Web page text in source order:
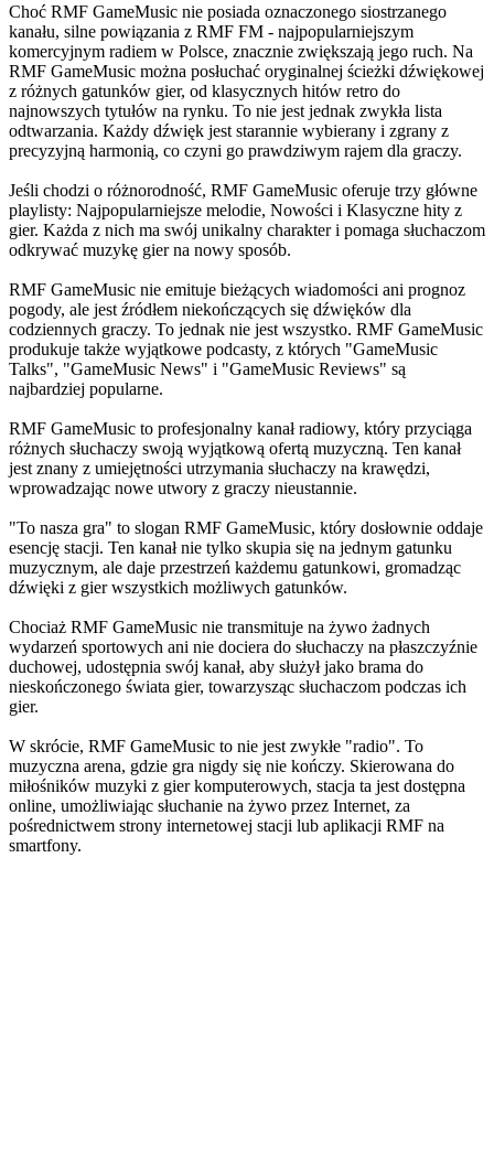
Choć RMF GameMusic nie posiada oznaczonego siostrzanego
kanału, silne powiązania z RMF FM - najpopularniejszym
komercyjnym radiem w Polsce, znacznie zwiększają jego ruch. Na
RMF GameMusic można posłuchać oryginalnej ścieżki dźwiękowej
z różnych gatunków gier, od klasycznych hitów retro do
najnowszych tytułów na rynku. To nie jest jednak zwykła lista
odtwarzania. Każdy dźwięk jest starannie wybierany i zgrany z
precyzyjną harmonią, co czyni go prawdziwym rajem dla graczy.
Jeśli chodzi o różnorodność, RMF GameMusic oferuje trzy główne
playlisty: Najpopularniejsze melodie, Nowości i Klasyczne hity z
gier. Każda z nich ma swój unikalny charakter i pomaga słuchaczom
odkrywać muzykę gier na nowy sposób.
RMF GameMusic nie emituje bieżących wiadomości ani prognoz
pogody, ale jest źródłem niekończących się dźwięków dla
codziennych graczy. To jednak nie jest wszystko. RMF GameMusic
produkuje także wyjątkowe podcasty, z których "GameMusic
Talks", "GameMusic News" i "GameMusic Reviews" są
najbardziej popularne.
RMF GameMusic to profesjonalny kanał radiowy, który przyciąga
różnych słuchaczy swoją wyjątkową ofertą muzyczną. Ten kanał
jest znany z umiejętności utrzymania słuchaczy na krawędzi,
wprowadzając nowe utwory z graczy nieustannie.
"To nasza gra" to slogan RMF GameMusic, który dosłownie oddaje
esencję stacji. Ten kanał nie tylko skupia się na jednym gatunku
muzycznym, ale daje przestrzeń każdemu gatunkowi, gromadząc
dźwięki z gier wszystkich możliwych gatunków.
Chociaż RMF GameMusic nie transmituje na żywo żadnych
wydarzeń sportowych ani nie dociera do słuchaczy na płaszczyźnie
duchowej, udostępnia swój kanał, aby służył jako brama do
nieskończonego świata gier, towarzysząc słuchaczom podczas ich
gier.
W skrócie, RMF GameMusic to nie jest zwykłe "radio". To
muzyczna arena, gdzie gra nigdy się nie kończy. Skierowana do
miłośników muzyki z gier komputerowych, stacja ta jest dostępna
online, umożliwiając słuchanie na żywo przez Internet, za
pośrednictwem strony internetowej stacji lub aplikacji RMF na
smartfony.